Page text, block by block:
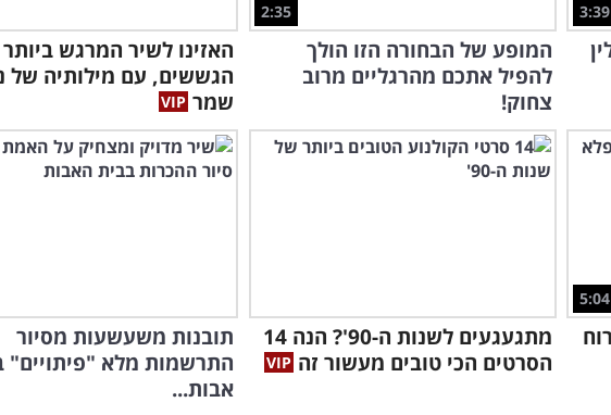
3:39
2:35
המופע של הבחורה הזו הולך
להפיל אתכם מהרגליים מרוב
צחוק!
האזינו לשיר המרגש
הגששים, עם מילותיה של
שמר
5:04
מתגעגעים לשנות ה-90'? הנה 14
הסרטים הכי טובים מעשור זה
תובנות משעשעות מסיור
התרשמות מלא "פיתויים"
אבות...